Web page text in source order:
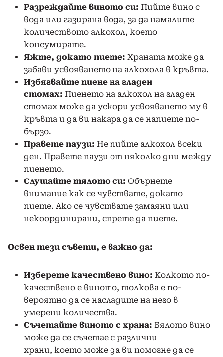
Разреждайте виното си: Пийте вино с
вода или газирана вода, за да намалите
количеството алкохол, което
консумирате.
Яжте, докато пиете: Храната може да
забави усвояването на алкохола в кръвта.
Избягвайте пиене на гладен
стомах: Пиенето на алкохол на гладен
стомах може да ускори усвояването му в
кръвта и да ви накара да се напиете по-
бързо.
Правете паузи: Не пийте алкохол всеки
ден. Правете паузи от няколко дни между
пиенето.
Слушайте тялото си: Обърнете
внимание как се чувствате, докато
пиете. Ако се чувствате замаяни или
некоординирани, спрете да пиете.
Освен тези съвети, е важно да:
Изберете качествено вино: Колкото по-
качествено е виното, толкова е по-
вероятно да се насладите на него в
умерени количества.
Съчетайте виното с храна: Бялото вино
може да се съчетае с различни
храни, което може да ви помогне да се